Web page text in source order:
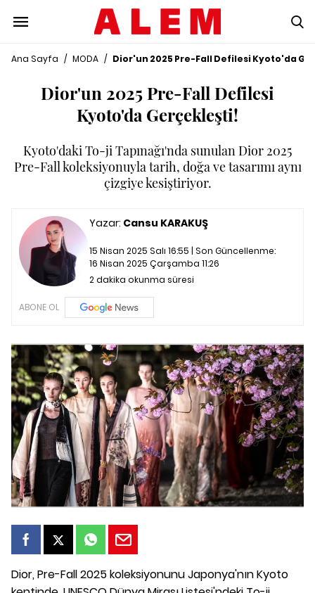
Ana Sayfa / MODA / Dior'un 2025 Pre-Fall Defilesi Kyoto'da
Dior'un 2025 Pre-Fall Defilesi
Kyoto'da Gerçekleşti!
Kyoto'daki To-ji Tapınağı'nda sunulan Dior 2025
Pre-Fall koleksiyonuyla tarih, doğa ve tasarımı aynı
çizgiye kesiştiriyor.
Yazar: Cansu KARAKUŞ
15 Nisan 2025 Salı 16:55 | Son Güncellenme:
16 Nisan 2025 Çarşamba 11:26
2 dakika okunma süresi
ABONE OL
Dior, Pre-Fall 2025 koleksiyonunu Japonya'nın Kyoto